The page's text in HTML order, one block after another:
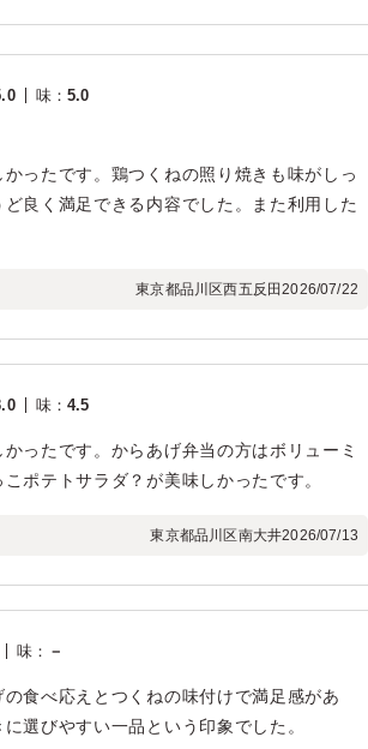
味：5.0
ったです。鶏つくねの照り焼きも味がしっ
良く満足できる内容でした。また利用した
東京都品川区西五反田2026/07/22
味：4.5
ったです。からあげ弁当の方はボリューミ
ポテトサラダ？が美味しかったです。
東京都品川区南大井2026/07/13
味： －
食べ応えとつくねの味付けで満足感があ
選びやすい一品という印象でした。